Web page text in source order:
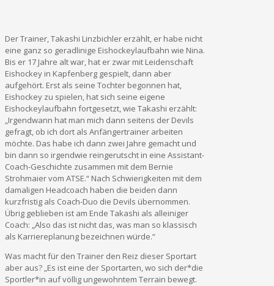
Der Trainer, Takashi Linzbichler erzählt, er habe nicht
eine ganz so geradlinige Eishockeylaufbahn wie Nina.
Bis er 17 Jahre alt war, hat er zwar mit Leidenschaft
Eishockey in Kapfenberg gespielt, dann aber
aufgehört. Erst als seine Tochter begonnen hat,
Eishockey zu spielen, hat sich seine eigene
Eishockeylaufbahn fortgesetzt, wie Takashi erzählt:
„Irgendwann hat man mich dann seitens der Devils
gefragt, ob ich dort als Anfängertrainer arbeiten
möchte. Das habe ich dann zwei Jahre gemacht und
bin dann so irgendwie reingerutscht in eine Assistant-
Coach-Geschichte zusammen mit dem Bernie
Strohmaier vom ATSE.“ Nach Schwierigkeiten mit dem
damaligen Headcoach haben die beiden dann
kurzfristig als Coach-Duo die Devils übernommen.
Übrig geblieben ist am Ende Takashi als alleiniger
Coach: „Also das ist nicht das, was man so klassisch
als Karriereplanung bezeichnen würde.“
Was macht für den Trainer den Reiz dieser Sportart
aber aus? „Es ist eine der Sportarten, wo sich der*die
Sportler*in auf völlig ungewohntem Terrain bewegt.